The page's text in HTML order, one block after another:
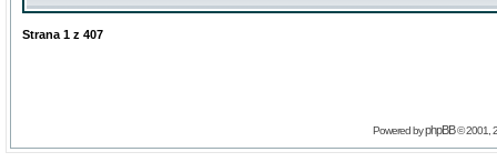
Strana 1 z 407
Powered byphpBB© 2001,